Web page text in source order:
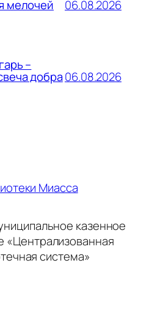
мелочей 06.08.2026
–
добра06.08.2026
Миасса
казенное
«Централизованная
система»